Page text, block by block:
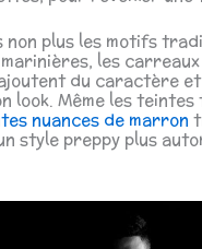
non plus les motifs
les
du caractère
look. Même les
nuances de marron
style preppy plus